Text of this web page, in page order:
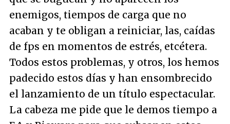
enemigos, tiempos de carga que no
acaban y te obligan a reiniciar, las, caídas
de fps en momentos de estrés, etcétera.
Todos estos problemas, y otros, los hemos
padecido estos días y han ensombrecido
el lanzamiento de un título espectacular.
La cabeza me pide que le demos tiempo a